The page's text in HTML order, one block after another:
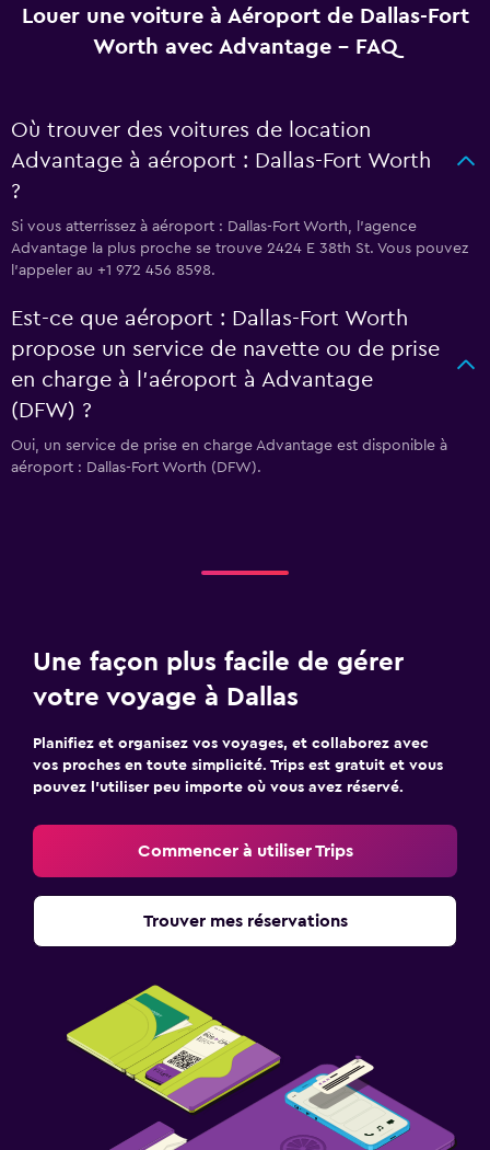
Louer une voiture à Aéroport de Dallas-Fort
Worth avec Advantage - FAQ
Où trouver des voitures de location
Advantage à aéroport : Dallas-Fort Worth
?
Si vous atterrissez à aéroport : Dallas-Fort Worth, l’agence
Advantage la plus proche se trouve 2424 E 38th St. Vous pouvez
l’appeler au +1 972 456 8598.
Est-ce que aéroport : Dallas-Fort Worth
propose un service de navette ou de prise
en charge à l’aéroport à Advantage
(DFW) ?
Oui, un service de prise en charge Advantage est disponible à
aéroport : Dallas-Fort Worth (DFW).
Une façon plus facile de gérer
votre voyage à Dallas
Planifiez et organisez vos voyages, et collaborez avec
vos proches en toute simplicité. Trips est gratuit et vous
pouvez l’utiliser peu importe où vous avez réservé.
Commencer à utiliser Trips
Trouver mes réservations